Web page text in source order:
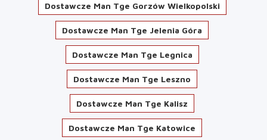
Dostawcze Man Tge Gorzów Wielkopolski
Dostawcze Man Tge Jelenia Góra
Dostawcze Man Tge Legnica
Dostawcze Man Tge Leszno
Dostawcze Man Tge Kalisz
Dostawcze Man Tge Katowice